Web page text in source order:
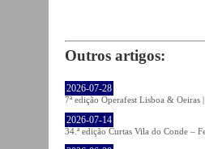
Outros artigos:
2026-07-28
7ª edição Operafest Lisboa & Oeiras
2026-07-14
34.ª edição Curtas Vila do Conde –